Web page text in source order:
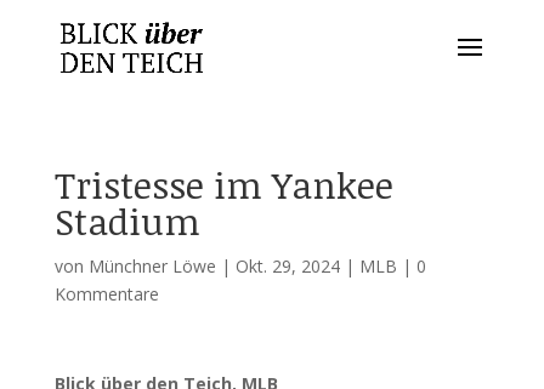
Tristesse im Yankee
Stadium
von Münchner Löwe | Okt. 29, 2024| MLB | 0
Kommentare
Blick über den Teich, MLB